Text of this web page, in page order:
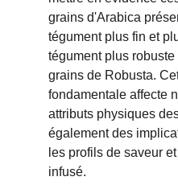
grains d'Arabica
tégument plus fin et
tégument plus
grains de Robusta.
fondamentale affecte
attributs physiques
également des
les profils de saveur
infusé.